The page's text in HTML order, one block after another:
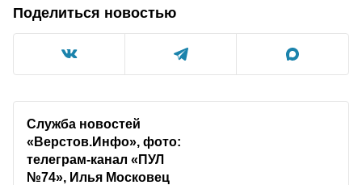
Поделиться новостью
Служба новостей
«Верстов.Инфо», фото:
телеграм-канал «ПУЛ
№74», Илья Московец